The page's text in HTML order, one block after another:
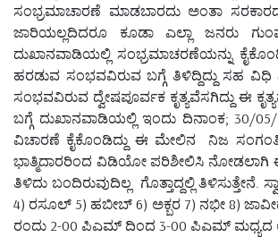
ಸಂಭ್ರಮಾಚಾರಣೆ ಮಾಡಬಾರದು ಅಂತಾ
ಜಾರಿಯಲ್ಲದಿದರೂ ಕೂಡಾ ಎಲ್ಲಾ ಜನರು
ದುಖಾನವಾಡಿಯಲ್ಲಿ ಸಂಭ್ರಮಾಚರಣೆಯನ್ನು
ಹರಡುವ ಸಂಭವವಿರುವ ಬಗ್ಗೆ ತಿಳಿದ್ದಿದ್ದು ಸಹ ವಿಧಿ
ಸಂಭವವಿರುವ ದ್ವೇಷಪೂರ್ವಕ ಕೃತ್ಯವೆಸಗಿದ್ದು ಈ
ಬಗ್ಗೆ ದುಖಾನವಾಡಿಯಲ್ಲಿ ಇಂದು ದಿನಾಂಕ; 30/
ವಿಚಾರಣೆ ಕೈಕೊಂಡಿದ್ದು ಈ ಮೇಲಿನ ನಿಜ ಸಂಗಂತಿ
ಭಾತ್ಮಿದಾರರಿಂದ ವಿಡಿಯೋ ಪರಿಶೀಲಿಸಿ ನೋಡಲಾಗಿ ಈ
ತಿಳಿದು ಬಂದಿರುವುದಿಲ್ಲ ಗೊತ್ತಾದ್ದಲ್ಲಿ
4) ರಸೂಲ್ 5) ಹಬೀಬ್ 6) ಅಕ್ಬರ 7) ನಭೀ 8)
ರಂದು 2-00 ಪಿಎಮ್ ದಿಂದ 3-00 ಪಿಎಮ್ ಮಧ್ಯದ